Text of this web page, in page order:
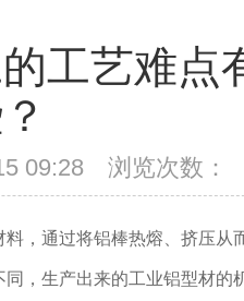
工艺难点
09:28 浏览次数：
，通过将铝棒热熔、挤压从
，生产出来的工业铝型材的